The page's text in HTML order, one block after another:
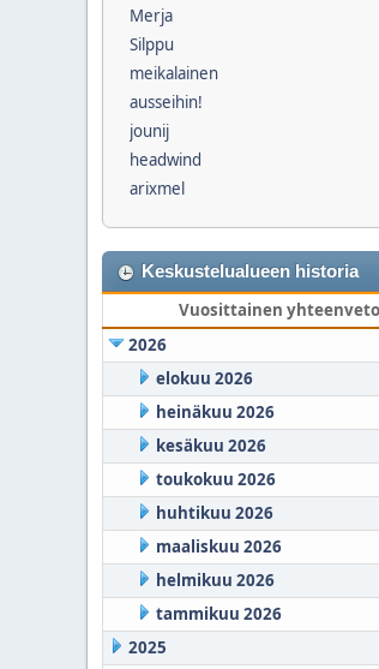
Merja
Silppu
meikalainen
ausseihin!
jounij
headwind
arixmel
Keskustelualueen historia
Vuosittainen yhteenveto
2026
elokuu 2026
heinäkuu 2026
kesäkuu 2026
toukokuu 2026
huhtikuu 2026
maaliskuu 2026
helmikuu 2026
tammikuu 2026
2025